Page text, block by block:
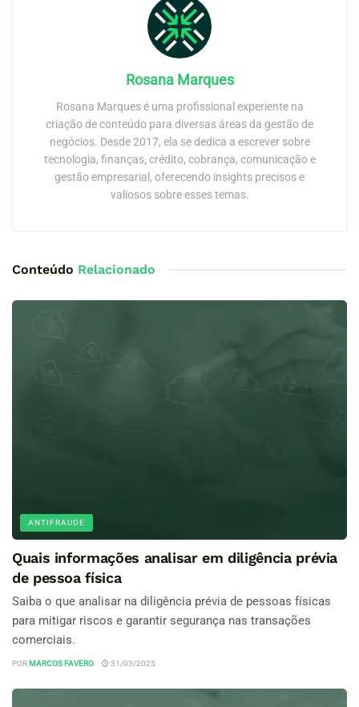
Rosana Marques
Rosana Marques é uma profissional experiente na
criação de conteúdo para diversas áreas da gestão de
negócios. Desde 2017, ela se dedica a escrever sobre
tecnologia, finanças, crédito, cobrança, comunicação e
gestão empresarial, oferecendo insights precisos e
valiosos sobre esses temas.
Conteúdo Relacionado
ANTIFRAUDE
Quais informações analisar em diligência prévia
de pessoa física
Saiba o que analisar na diligência prévia de pessoas físicas
para mitigar riscos e garantir segurança nas transações
comerciais.
POR MARCOS FAVERO 31/03/2025